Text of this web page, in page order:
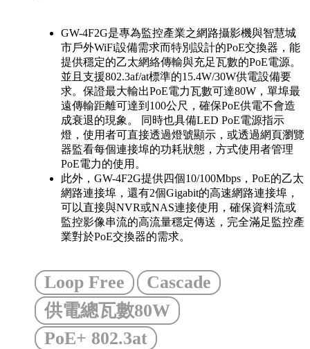
GW-4F2G是專為監控產業之網路攝影機與智慧城
市戶外WiFi設備需求而特別設計的PoE交換器，能
提供穩定的乙太網絡傳輸與充足瓦數的PoE電源。
並且支援802.3af/at標準的15.4W/30W供電設備要
求。保證最大輸出PoE電力瓦數可達80W，單埠最
遠傳輸距離可達到100公尺，確保PoE供電不會造
成衰退的現象。 同時也具備LED PoE電源指示
燈，使用者可直接透過燈號顯示，或透過網頁瀏覽
器監看每個連接埠的功耗狀態，方式使用者管理
PoE電力的使用。
此外，GW-4F2G提供四個10/100Mbps，PoE的乙太
網路連接埠，還有2個Gigabit的高速網路連接埠，
可以直接與NVR或NAS連接使用，確保資料流或
監控影像串流的高流量穩定傳送，完全滿足監控產
業對於PoE交換器的需求。
Loop Free
Cascade
供電總瓦數80W
PoE+ 802.3at